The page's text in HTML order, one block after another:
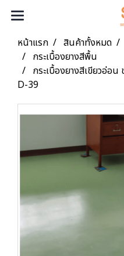
หน้าแรก สินค้าทั้งหมด
กระเบื้องยางสีพื้น
กระเบื้องยางสีเขียวอ่อ
D-39